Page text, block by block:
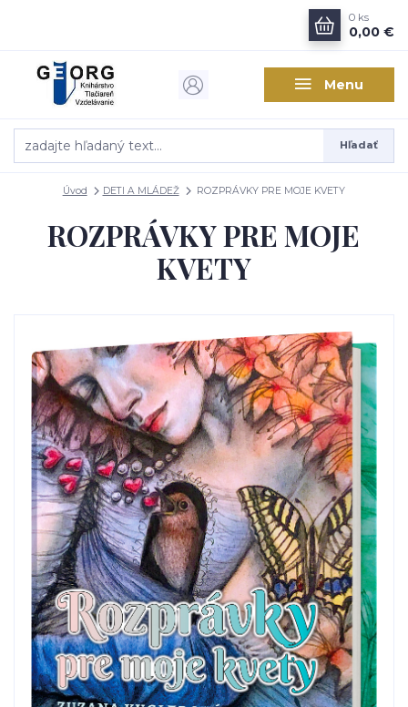
Menu
Hľadať
0 ks
0,00 €
Úvod DETI A MLÁDEŽ ROZPRÁVKY PRE MOJE KVETY
ROZPRÁVKY PRE MOJE
KVETY